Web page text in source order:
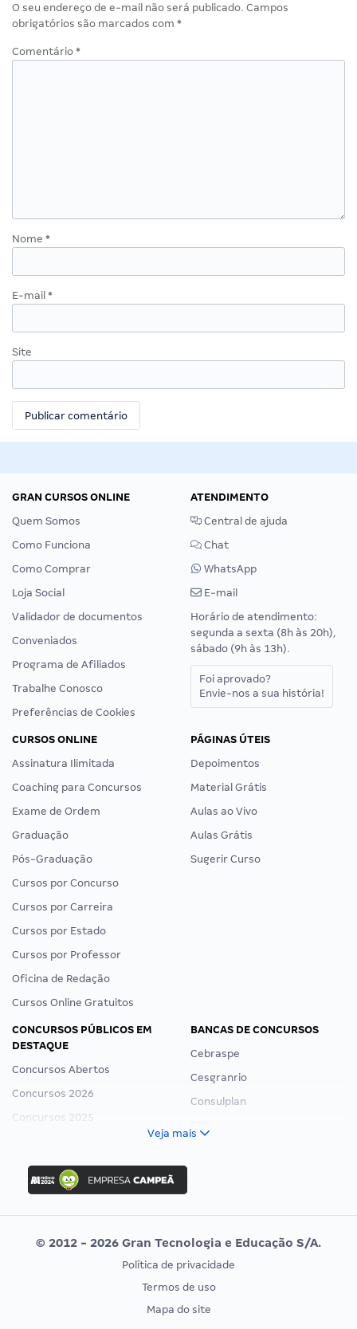
O seu endereço de e-mail não será publicado. Campos
obrigatórios são marcados com *
Comentário *
Nome *
E-mail *
Site
GRAN CURSOS ONLINE
Quem Somos
Como Funciona
Como Comprar
Loja Social
Validador de documentos
Conveniados
Programa de Afiliados
Trabalhe Conosco
Preferências de Cookies
ATENDIMENTO
Central de ajuda
Chat
WhatsApp
E-mail
Horário de atendimento:
segunda a sexta (8h às 20h),
sábado (9h às 13h).
Foi aprovado?
Envie-nos a sua história!
CURSOS ONLINE
Assinatura Ilimitada
Coaching para Concursos
Exame de Ordem
Graduação
Pós-Graduação
Cursos por Concurso
Cursos por Carreira
Cursos por Estado
Cursos por Professor
Oficina de Redação
Cursos Online Gratuitos
PÁGINAS ÚTEIS
Depoimentos
Material Grátis
Aulas ao Vivo
Aulas Grátis
Sugerir Curso
CONCURSOS PÚBLICOS EM
DESTAQUE
Concursos Abertos
Concursos 2026
Concursos 2025
Concurso Ibama
Concurso MPU
Editais publicados
BANCAS DE CONCURSOS
Cebraspe
Cesgranrio
Consulplan
Vunesp
CONCURSOS POR PROFISSÃO
EXAME DE ORDEM
Veja mais
© 2012 - 2026 Gran Tecnologia e Educação S/A.
Política de privacidade
Termos de uso
Mapa do site